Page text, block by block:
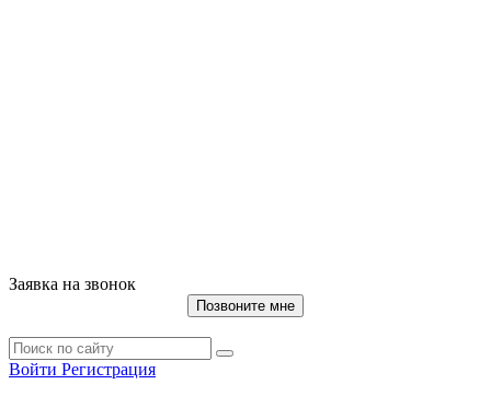
Заявка на звонок
Позвоните мне
Войти Регистрация